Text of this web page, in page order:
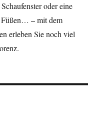
oder eine
Füßen… – mit dem
erleben Sie noch viel